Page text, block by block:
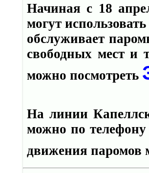
Начиная с 18
могут
обслуживает
свободных мест и
можно посмотреть
На линии
можно по
движения паромов